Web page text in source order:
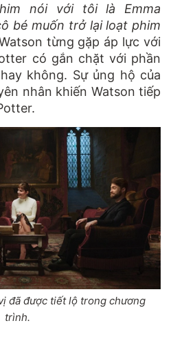
nói với tôi là Emma
bé muốn trở lại loạt phim
từng gặp áp lực với
có gắn chặt với phần
không. Sự ủng hộ của
nhân khiến Watson tiếp
đã được tiết lộ trong chương
trình.